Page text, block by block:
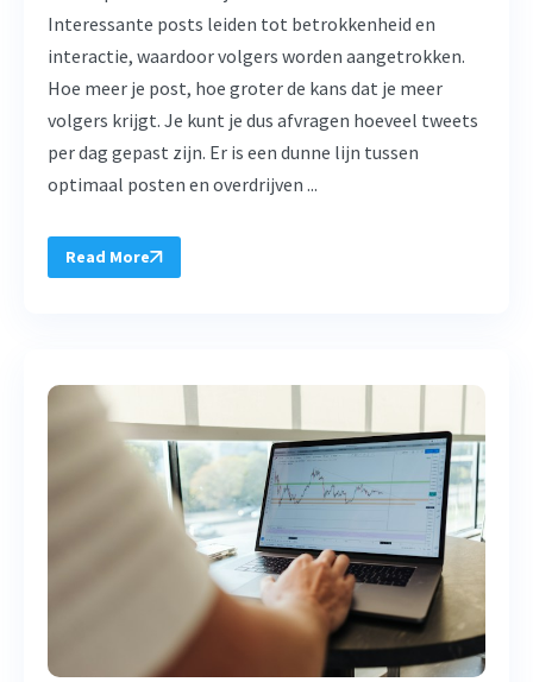
Interessante posts leiden tot betrokkenheid en
interactie, waardoor volgers worden aangetrokken.
Hoe meer je post, hoe groter de kans dat je meer
volgers krijgt. Je kunt je dus afvragen hoeveel tweets
per dag gepast zijn. Er is een dunne lijn tussen
optimaal posten en overdrijven ...
Read More